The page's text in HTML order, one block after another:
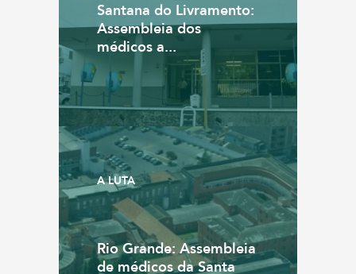
Santana do Livramento:
Assembleia dos
médicos a...
A LUTA
Rio Grande: Assembleia
de médicos da Santa